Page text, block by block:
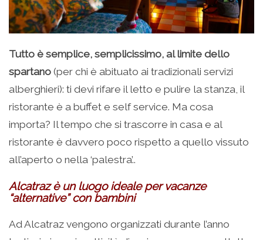
Tutto è semplice, semplicissimo, al limite dello
spartano (per chi è abituato ai tradizionali servizi
alberghieri): ti devi rifare il letto e pulire la stanza, il
ristorante è a buffet e self service. Ma cosa
importa? Il tempo che si trascorre in casa e al
ristorante è davvero poco rispetto a quello vissuto
all’aperto o nella ‘palestra’..
Alcatraz è un luogo ideale per vacanze
“alternative” con bambini
Ad Alcatraz vengono organizzati durante l’anno